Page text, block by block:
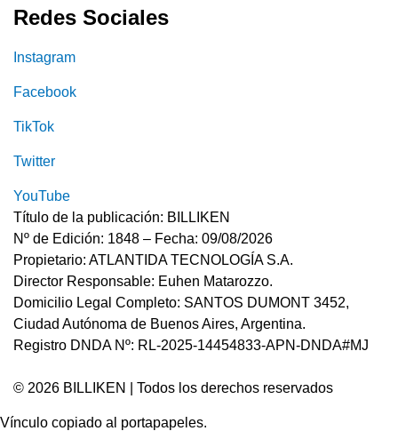
Redes Sociales
Instagram
Facebook
TikTok
Twitter
YouTube
Título de la publicación: BILLIKEN
Nº de Edición: 1848 – Fecha: 09/08/2026
Propietario: ATLANTIDA TECNOLOGÍA S.A.
Director Responsable: Euhen Matarozzo.
Domicilio Legal Completo: SANTOS DUMONT 3452,
Ciudad Autónoma de Buenos Aires, Argentina.
Registro DNDA Nº: RL-2025-14454833-APN-DNDA#MJ
© 2026 BILLIKEN | Todos los derechos reservados
Vínculo copiado al portapapeles.